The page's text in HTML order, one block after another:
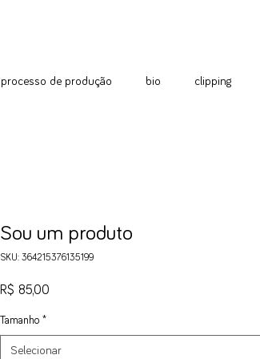
processo de produção bio clipping
Sou um produto
SKU: 364215376135199
R$ 85,00
Tamanho *
Selecionar